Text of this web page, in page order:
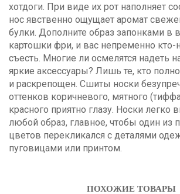
хотдоги. При виде их рот наполняет
нос явственно ощущает аромат
булки. Дополните образ запонками в
картошки фри, и вас непременно кто-
съесть. Многие ли осмелятся надеть
яркие аксессуары? Лишь те, кто
и раскрепощен. Сшиты носки
оттенков коричневого, мятного
красного приятно глазу. Носки легко
любой образ, главное, чтобы один из
цветов перекликался с деталями
пуговицами или принтом.
ПОХОЖИЕ ТОВАРЫ